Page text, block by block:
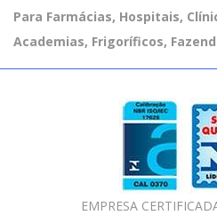
Para Farmácias, Hospitais,
Academias, Frigoríficos,
EMPRESA